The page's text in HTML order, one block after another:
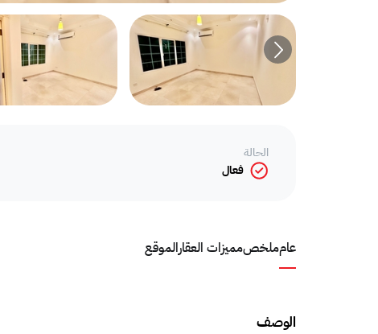
عامملخصمميزات العقارالموقع
الحالة
فعال
الوصف